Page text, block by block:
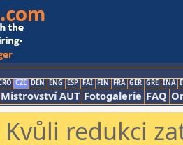
CZE DEN ENG ESP FAI FIN FRA GER GRE INA
Mistrovství AUT Fotogalerie FAQ
Kvůli redukci